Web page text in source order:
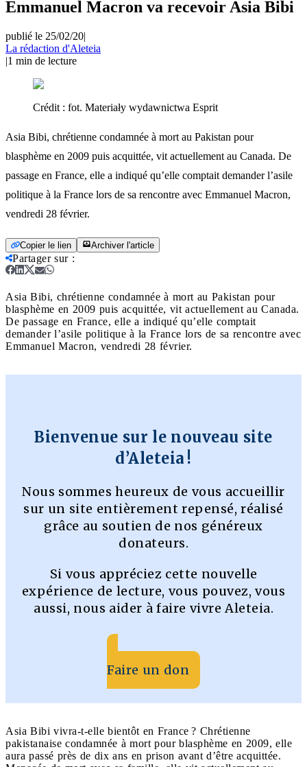
Emmanuel Macron va recevoir Asia Bibi
publié le 25/02/20|
La rédaction d'Aleteia
|1 min de lecture
Crédit : fot. Materiały wydawnictwa Esprit
Asia Bibi, chrétienne condamnée à mort au Pakistan pour
blasphème en 2009 puis acquittée, vit actuellement au Canada. De
passage en France, elle a indiqué qu’elle comptait demander l’asile
politique à la France lors de sa rencontre avec Emmanuel Macron,
vendredi 28 février.
Copier le lien Archiver l'article
Partager sur:
Asia Bibi, chrétienne condamnée à mort au Pakistan pour
blasphème en 2009 puis acquittée, vit actuellement au Canada.
De passage en France, elle a indiqué qu’elle comptait
demander l’asile politique à la France lors de sa rencontre avec
Emmanuel Macron, vendredi 28 février.
Bienvenue sur le nouveau site
d’Aleteia !
Nous sommes heureux de vous accueillir
sur un site entièrement repensé, réalisé
grâce au soutien de nos généreux
donateurs.
Si vous appréciez cette nouvelle
expérience de lecture, vous pouvez, vous
aussi, nous aider à faire vivre Aleteia.
Faire un don
Asia Bibi vivra-t-elle bientôt en France ? Chrétienne
pakistanaise condamnée à mort pour blasphème en 2009, elle
aura passé près de dix ans en prison avant d’être acquittée.